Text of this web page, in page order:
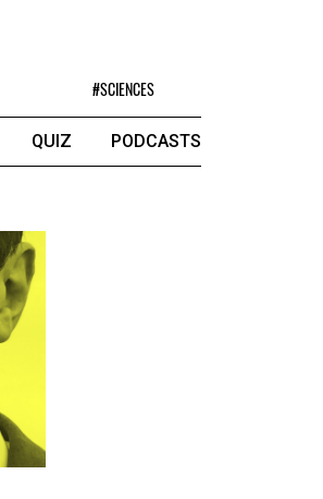
#SCIENCES
QUIZ PODCASTS